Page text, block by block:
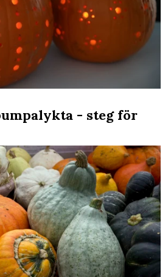
- steg för